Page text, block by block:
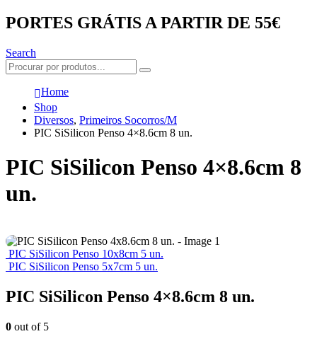
PORTES GRÁTIS A PARTIR DE 55€
Search
Home
Shop
Diversos, Primeiros Socorros/M
PIC SiSilicon Penso 4×8.6cm 8 un.
PIC SiSilicon Penso 4×8.6cm 8
un.
PIC SiSilicon Penso 10x8cm 5 un.
PIC SiSilicon Penso 5x7cm 5 un.
PIC SiSilicon Penso 4×8.6cm 8 un.
0 out of 5